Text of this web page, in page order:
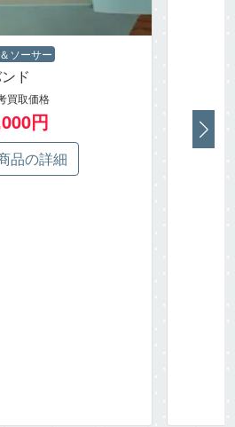
ソーサー
ド
買取価格
円
品の詳細